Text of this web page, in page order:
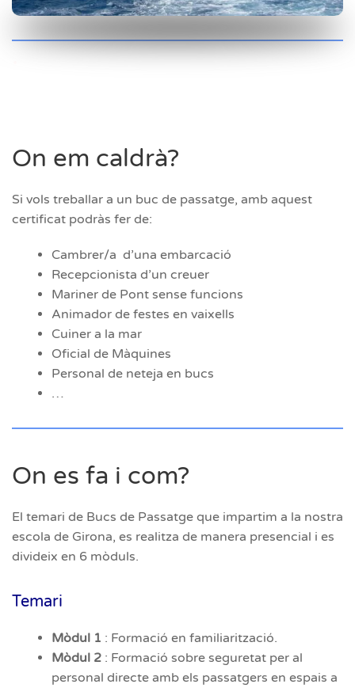
On em caldrà?
Si vols treballar a un buc de passatge, amb aquest
certificat podràs fer de:
Cambrer/a d’una embarcació
Recepcionista d’un creuer
Mariner de Pont sense funcions
Animador de festes en vaixells
Cuiner a la mar
Oficial de Màquines
Personal de neteja en bucs
…
On es fa i com?
El temari de Bucs de Passatge que impartim a la nostra
escola de Girona, es realitza de manera presencial i es
divideix en 6 mòduls.
Temari
Mòdul 1 : Formació en familiarització.
Mòdul 2 : Formació sobre seguretat per al
personal directe amb els passatgers en espais a